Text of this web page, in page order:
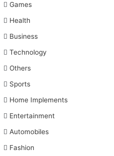
Games
Health
Business
Technology
Others
Sports
Home Implements
Entertainment
Automobiles
Fashion